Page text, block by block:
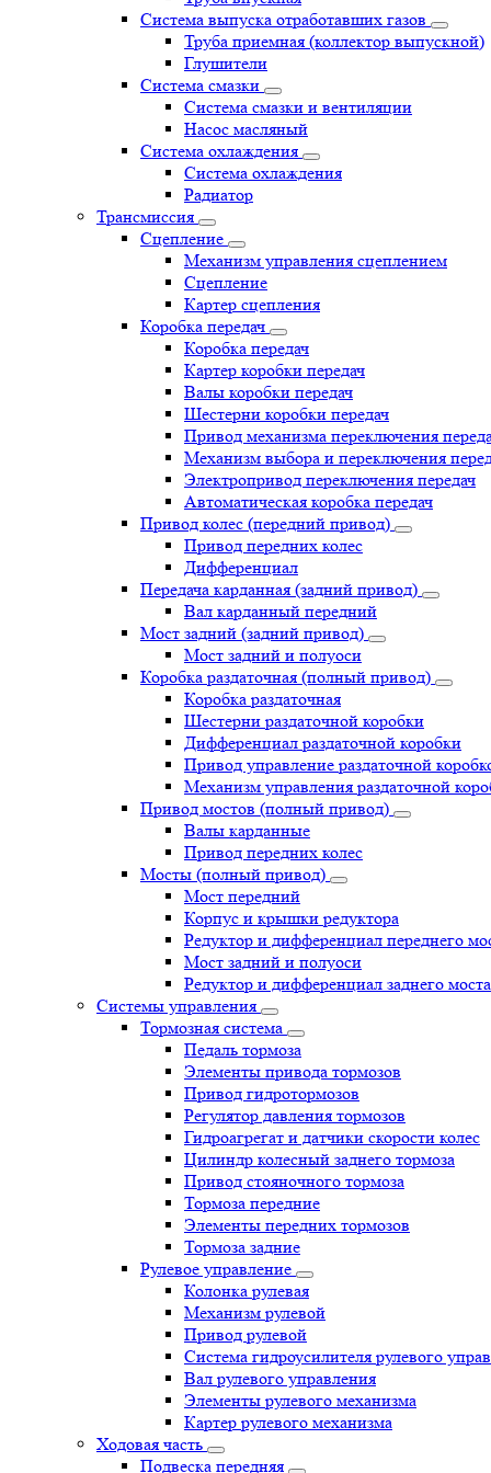
Система выпуска отработавших газов
Труба приемная (коллектор выпускной)
Глушители
Система смазки
Система смазки и вентиляции
Насос масляный
Система охлаждения
Система охлаждения
Радиатор
Трансмиссия
Сцепление
Механизм управления сцеплением
Сцепление
Картер сцепления
Коробка передач
Коробка передач
Картер коробки передач
Валы коробки передач
Шестерни коробки передач
Привод механизма переключения
Механизм выбора и переключения
Электропривод переключения передач
Автоматическая коробка передач
Привод колес (передний привод)
Привод передних колес
Дифференциал
Передача карданная (задний привод)
Вал карданный передний
Мост задний (задний привод)
Мост задний и полуоси
Коробка раздаточная (полный привод)
Коробка раздаточная
Шестерни раздаточной коробки
Дифференциал раздаточной коробки
Привод управление раздаточной
Механизм управления раздаточной
Привод мостов (полный привод)
Валы карданные
Привод передних колес
Мосты (полный привод)
Мост передний
Корпус и крышки редуктора
Редуктор и дифференциал переднего
Мост задний и полуоси
Редуктор и дифференциал заднего моста
Системы управления
Тормозная система
Педаль тормоза
Элементы привода тормозов
Привод гидротормозов
Регулятор давления тормозов
Гидроагрегат и датчики скорости колес
Цилиндр колесный заднего тормоза
Привод стояночного тормоза
Тормоза передние
Элементы передних тормозов
Тормоза задние
Рулевое управление
Колонка рулевая
Механизм рулевой
Привод рулевой
Система гидроусилителя рулевого
Вал рулевого управления
Элементы рулевого механизма
Картер рулевого механизма
Ходовая часть
Подвеска передняя